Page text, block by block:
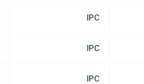
IPC
IPC
IPC